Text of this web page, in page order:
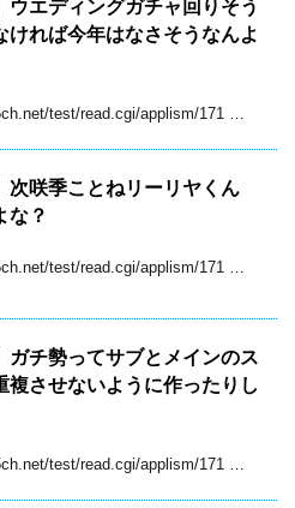
ウエディングガチャ回りそう
ければ今年はなさそうなんよ
test/read.cgi/applism/171 …
次咲季ことねリーリヤくん
な？
test/read.cgi/applism/171 …
ガチ勢ってサブとメインのス
複させないように作ったりし
test/read.cgi/applism/171 …